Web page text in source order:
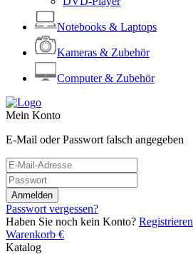
Notebooks & Laptops
Kameras & Zubehör
Computer & Zubehör
Mein Konto
E-Mail oder Passwort falsch angegeben
Passwort vergessen?
Haben Sie noch kein Konto? Registrieren
Warenkorb €
Katalog